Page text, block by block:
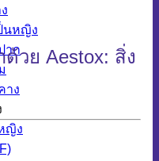
นหญิง
าก
าง
ญิง
วย Aestox: สิ่ง